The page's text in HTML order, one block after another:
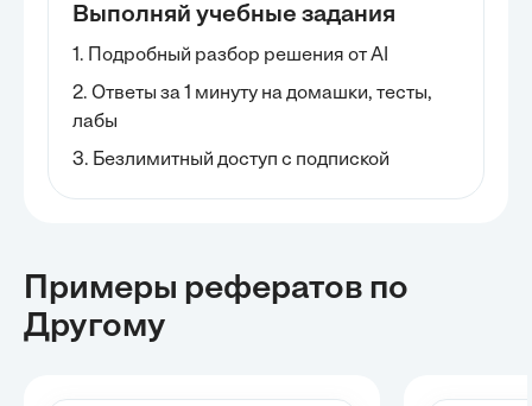
Выполняй учебные задания
1. Подробный разбор решения от AI
2. Ответы за 1 минуту на домашки, тесты,
лабы
3. Безлимитный доступ с подпиской
Примеры рефератов по
Другому